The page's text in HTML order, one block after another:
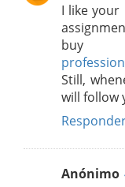
I like
buy
Still,
will follow
Anónimo